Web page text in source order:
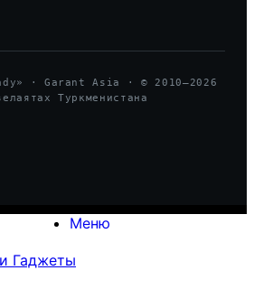
· Garant Asia · © 2010—2026
Туркменистана
Меню
Гаджеты